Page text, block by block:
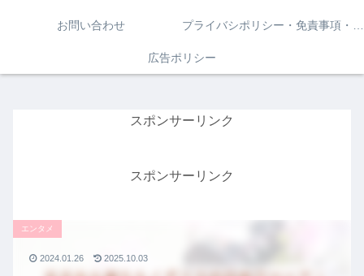
お問い合わせ
広告ポリシー
スポンサーリンク
スポンサーリンク
エンタメ
2024.01.26 2025.10.03